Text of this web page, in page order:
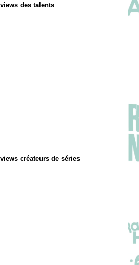
des talents
créateurs de séries